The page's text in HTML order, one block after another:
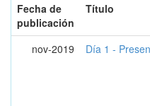
Fecha de
publicación
Título
nov-2019 Día 1 -